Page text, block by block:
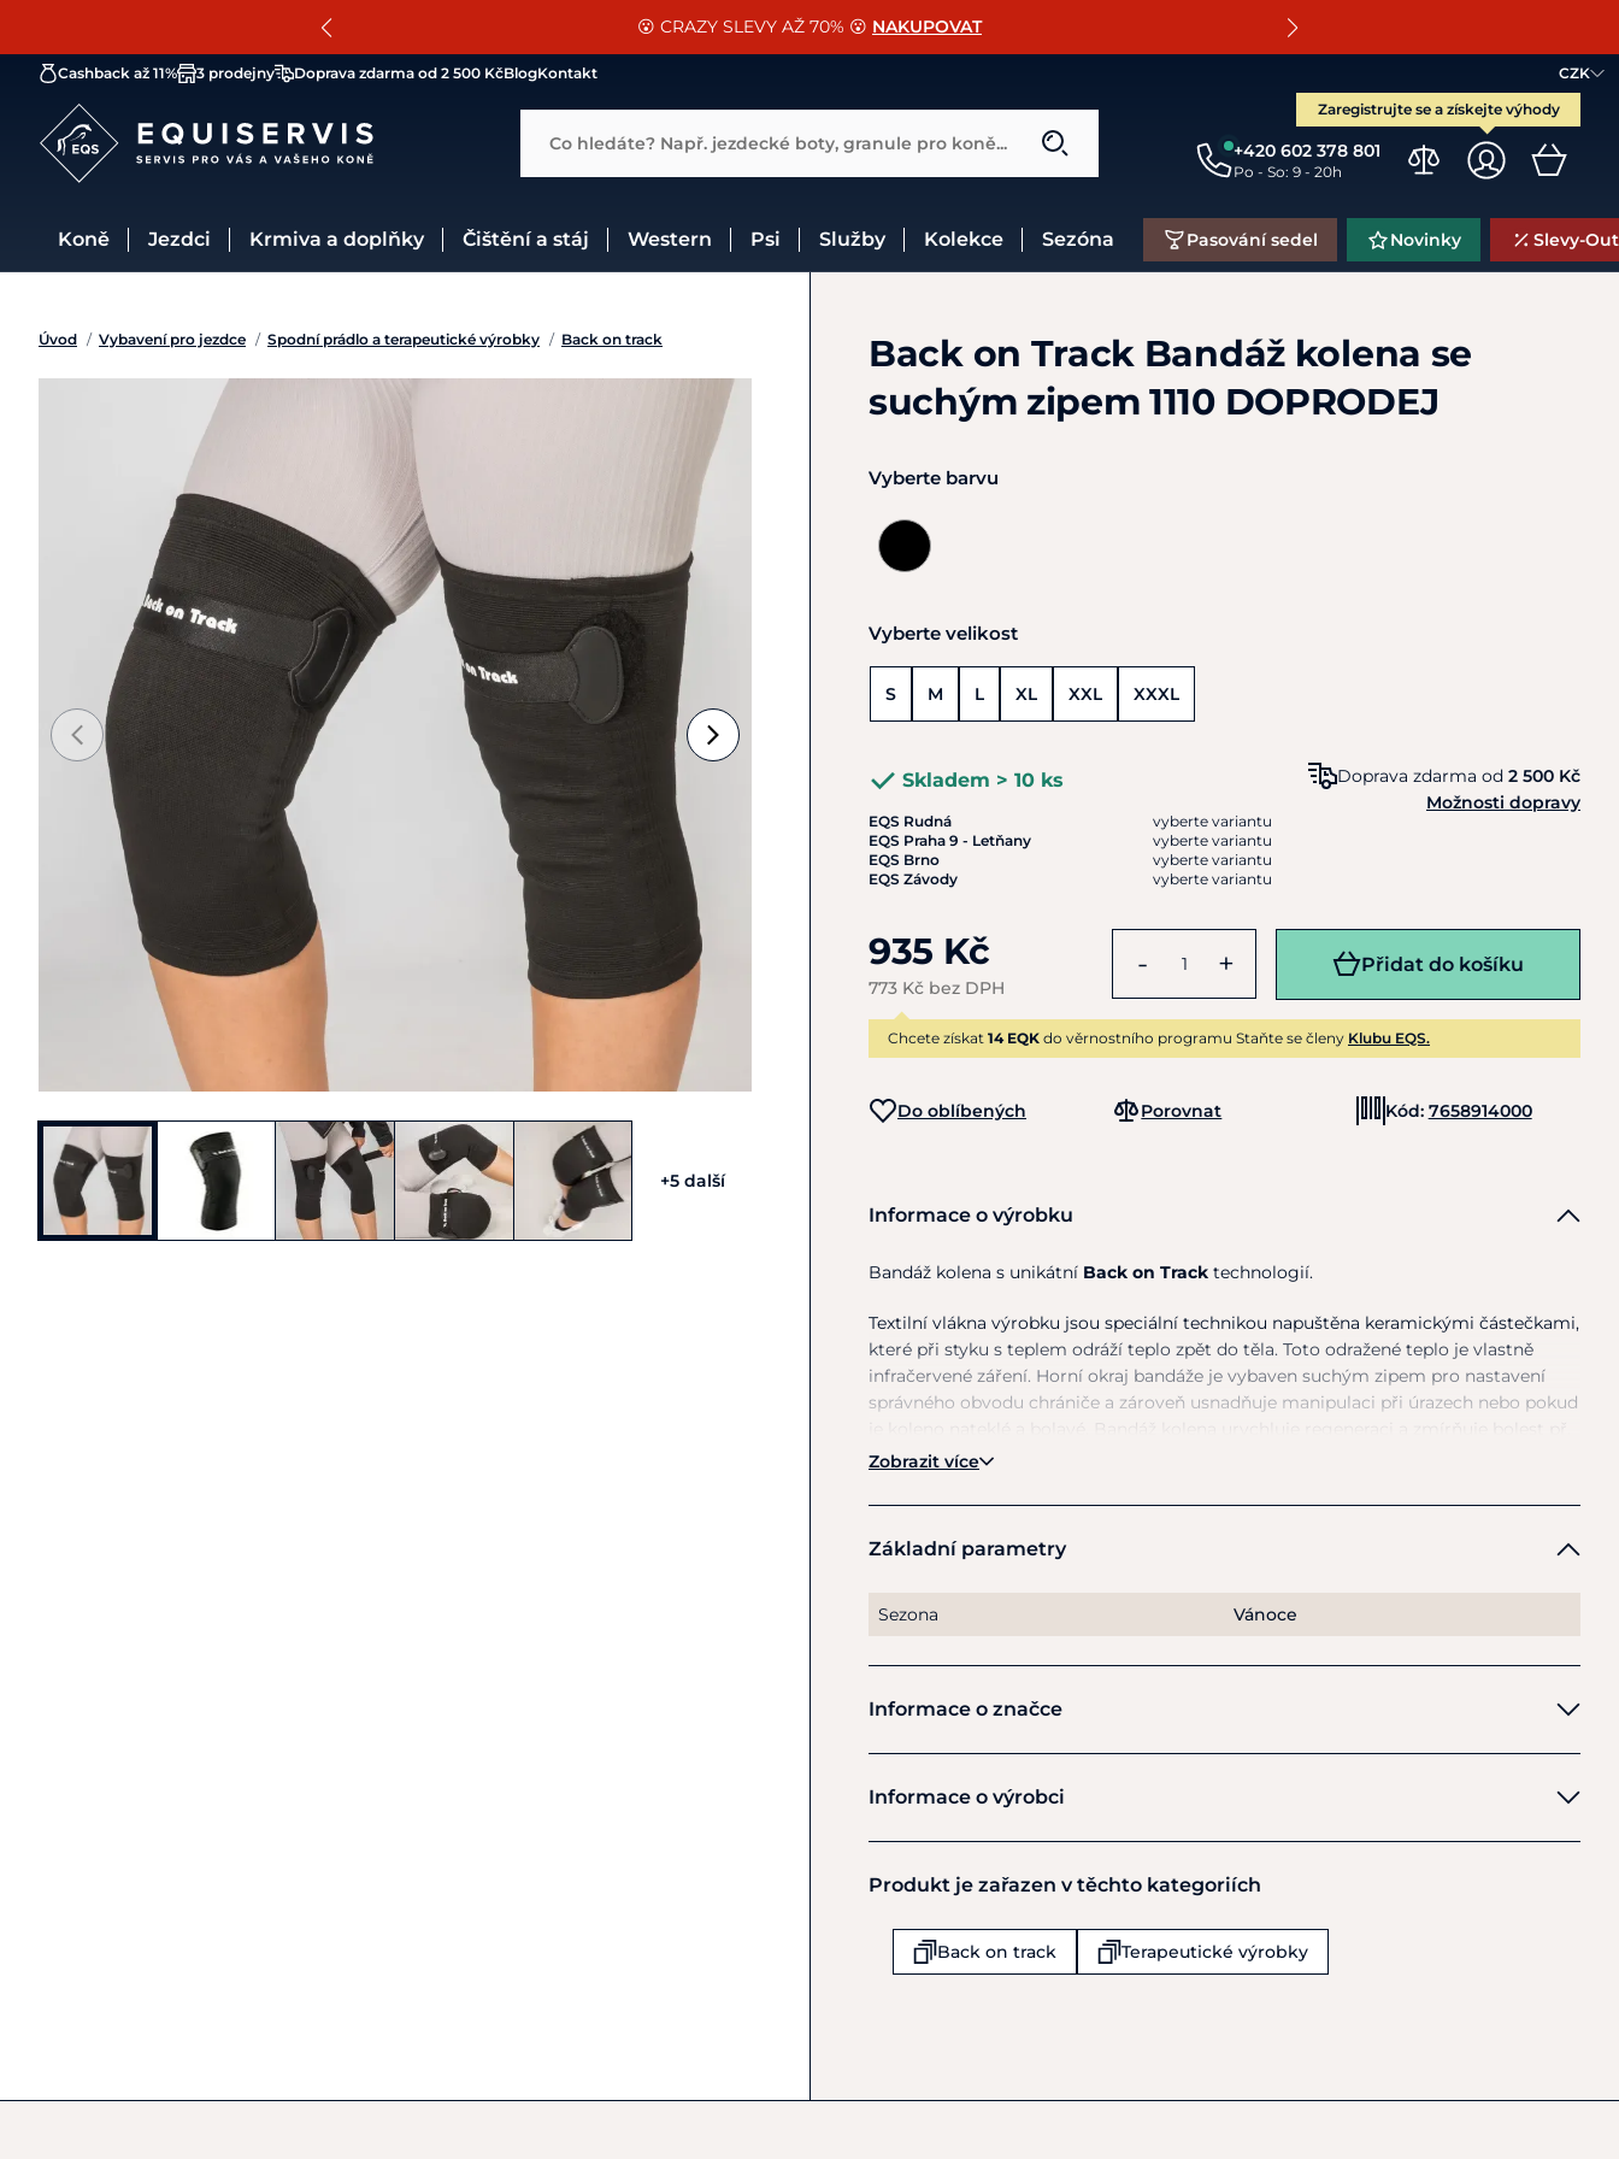
SLEVA 13% na vše od Cassini! CHCI SLEVU
😮 CRAZY SLEVY AŽ 70% 😮 NAKUPOVAT
📐Pasování a doplňky k vybraným sedlům ZDARMA 🐴
CZK
Zaregistrujte se a získejte výhody
+420 602 378 801
Po - So: 9 - 20h
Cashback až 11% 3 prodejny Doprava zdarma od 2 500 KčBlogKontakt
Co hledáte? Např. jezdecké boty, granule pro koně...
Koně Jezdci Krmiva a doplňky Čištění a stáj Western Psi Služby Kolekce Sezóna Pasování sedel Novinky Slevy-
Úvod / Vybavení pro jezdce / Spodní prádlo a terapeutické výrobky / Back on track
+5 další
Back on Track Bandáž kolena se
suchým zipem 1110 DOPRODEJ
Vyberte barvu
Vyberte velikost
S M L XL XXL XXXL
Skladem > 10 ks
EQS Rudná
vyberte variantu
EQS Praha 9 - Letňany
vyberte variantu
EQS Brno
vyberte variantu
EQS Závody
vyberte variantu
Doprava zdarma od 2 500 Kč
Možnosti dopravy
935 Kč
773 Kč bez DPH
- + Přidat do košíku
Chcete získat 14 EQK do věrnostního programu Staňte se členy Klubu EQS.
Do oblíbených Porovnat Kód: 7658914000
Informace o výrobku
Bandáž kolena s unikátní Back on Track technologií.
Textilní vlákna výrobku jsou speciální technikou napuštěna keramickými částečkami,
které při styku s teplem odráží teplo zpět do těla. Toto odražené teplo je vlastně
infračervené záření. Horní okraj bandáže je vybaven suchým zipem pro nastavení
správného obvodu chrániče a zároveň usnadňuje manipulaci při úrazech nebo pokud
při artritiděadalších obtížích.
Rozměry: Měřte obvod stehna12cm nad středem kolenního kloubu.S- 35-41cm,M-
Zobrazit více
Základní parametry
Sezona Vánoce
Informace o značce
Back on Track
Informace o výrobci
Back on Track
Budel
6021PZ
Produkt je zařazen v těchto kategoriích
Back on track Terapeutické výrobky